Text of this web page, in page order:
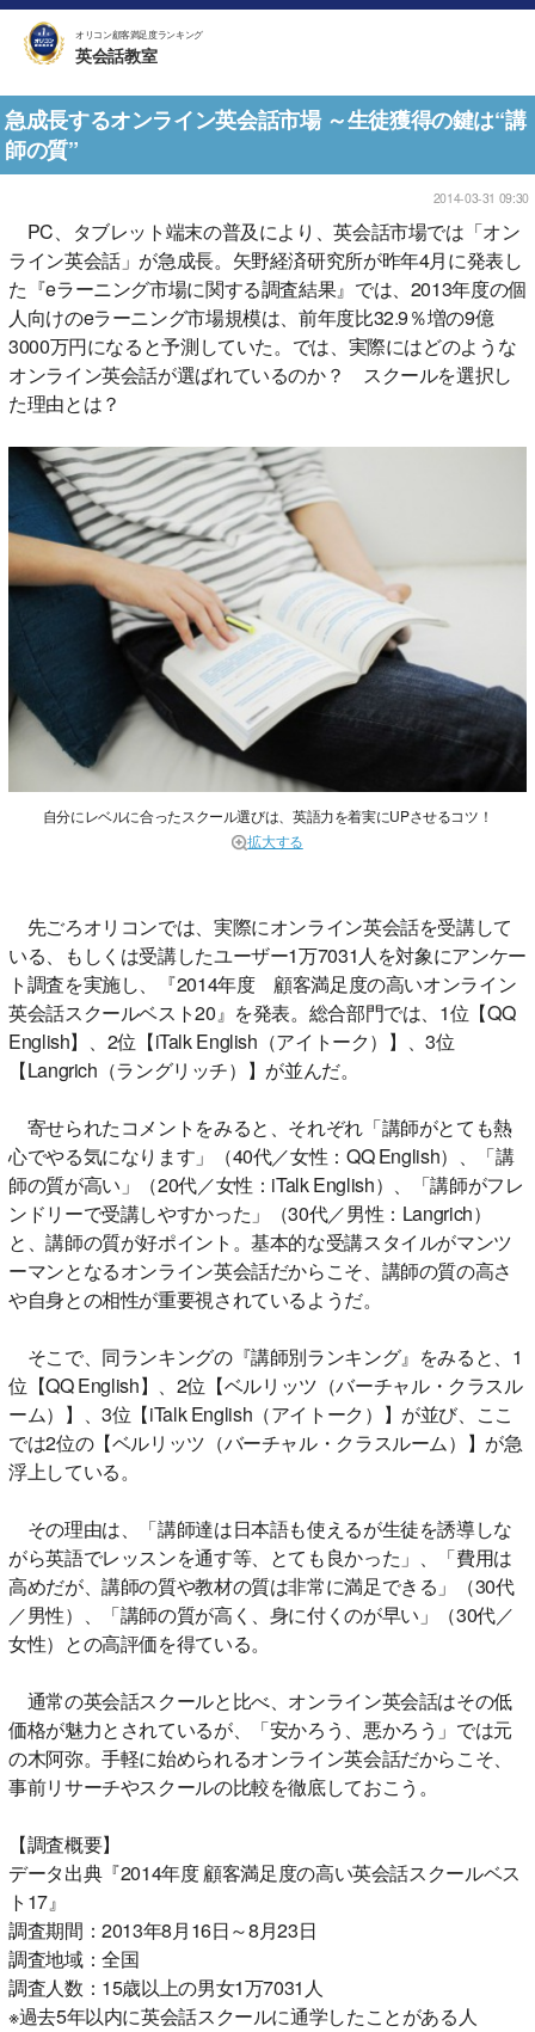
オリコン顧客満足度ランキング
英会話教室
急成長するオンライン英会話市場 ～生徒獲得の鍵は“講
師の質”
2014-03-31 09:30
PC、タブレット端末の普及により、英会話市場では「オン
ライン英会話」が急成長。矢野経済研究所が昨年4月に発表し
た『eラーニング市場に関する調査結果』では、2013年度の個
人向けのeラーニング市場規模は、前年度比32.9％増の9億
3000万円になると予測していた。では、実際にはどのような
オンライン英会話が選ばれているのか？ スクールを選択し
た理由とは？
自分にレベルに合ったスクール選びは、英語力を着実にUPさせるコツ！
拡大する
先ごろオリコンでは、実際にオンライン英会話を受講して
いる、もしくは受講したユーザー1万7031人を対象にアンケー
ト調査を実施し、『2014年度 顧客満足度の高いオンライン
英会話スクールベスト20』を発表。総合部門では、1位【QQ
English】、2位【iTalk English（アイトーク）】、3位
【Langrich（ラングリッチ）】が並んだ。
寄せられたコメントをみると、それぞれ「講師がとても熱
心でやる気になります」（40代／女性：QQ English）、「講
師の質が高い」（20代／女性：iTalk English）、「講師がフレ
ンドリーで受講しやすかった」（30代／男性：Langrich）
と、講師の質が好ポイント。基本的な受講スタイルがマンツ
ーマンとなるオンライン英会話だからこそ、講師の質の高さ
や自身との相性が重要視されているようだ。
そこで、同ランキングの『講師別ランキング』をみると、1
位【QQ English】、2位【ベルリッツ（バーチャル・クラスル
ーム）】、3位【iTalk English（アイトーク）】が並び、ここ
では2位の【ベルリッツ（バーチャル・クラスルーム）】が急
浮上している。
その理由は、「講師達は日本語も使えるが生徒を誘導しな
がら英語でレッスンを通す等、とても良かった」、「費用は
高めだが、講師の質や教材の質は非常に満足できる」（30代
／男性）、「講師の質が高く、身に付くのが早い」（30代／
女性）との高評価を得ている。
通常の英会話スクールと比べ、オンライン英会話はその低
価格が魅力とされているが、「安かろう、悪かろう」では元
の木阿弥。手軽に始められるオンライン英会話だからこそ、
事前リサーチやスクールの比較を徹底しておこう。
【調査概要】
データ出典『2014年度 顧客満足度の高い英会話スクールベス
ト17』
調査期間：2013年8月16日～8月23日
調査地域：全国
調査人数：15歳以上の男女1万7031人
※過去5年以内に英会話スクールに通学したことがある人